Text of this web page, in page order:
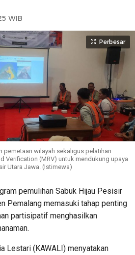
WIB
Perbesar
pemetaan wilayah sekaligus pelatihan
Verification (MRV) untuk mendukung upaya
Utara Jawa. (Istimewa)
pemulihan Sabuk Hijau Pesisir
Pemalang memasuki tahap penting
partisipatif menghasilkan
Lestari (KAWALI) menyatakan